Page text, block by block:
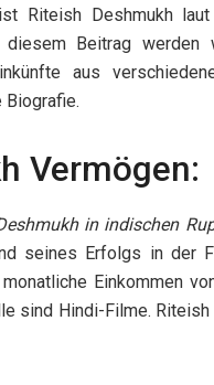
Riteish Deshmukh
diesem Beitrag werden
aus
Biografie.
Vermögen:
in indischen
seines Erfolgs in der
Einkommen
sind Hindi-Filme.